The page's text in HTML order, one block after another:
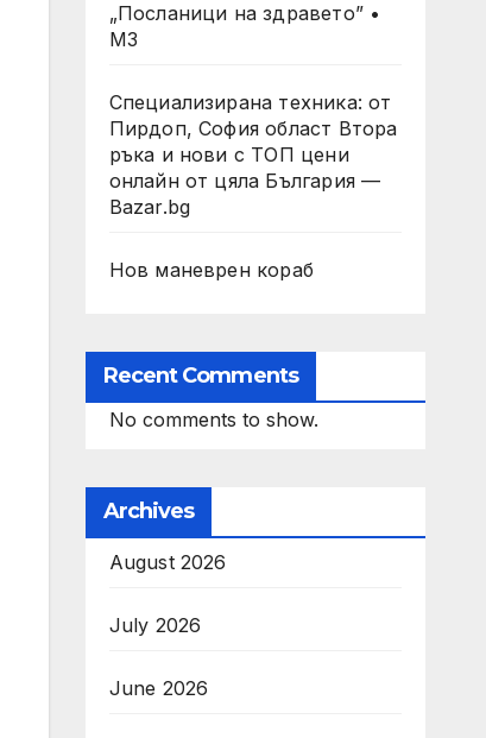
„Посланици на здравето” •
МЗ
Специализирана техника: от
Пирдоп, София област Втора
ръка и нови с ТОП цени
онлайн от цяла България —
Bazar.bg
Нов маневрен кораб
Recent Comments
No comments to show.
Archives
August 2026
July 2026
June 2026